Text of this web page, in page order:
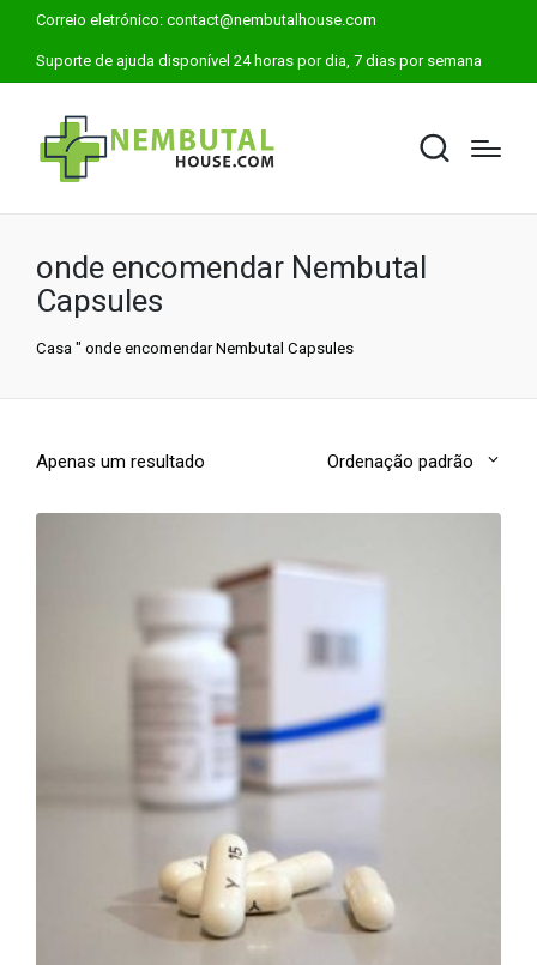
Correio eletrónico: contact@nembutalhouse.com
Suporte de ajuda disponível 24 horas por dia, 7 dias por semana
onde encomendar Nembutal
Capsules
Casa " onde encomendar Nembutal Capsules
Apenas um resultado Ordenação padrão